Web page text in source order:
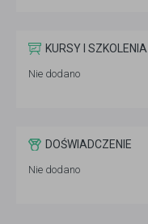
KURSY I SZKOLENIA
Nie dodano
DOŚWIADCZENIE
Nie dodano